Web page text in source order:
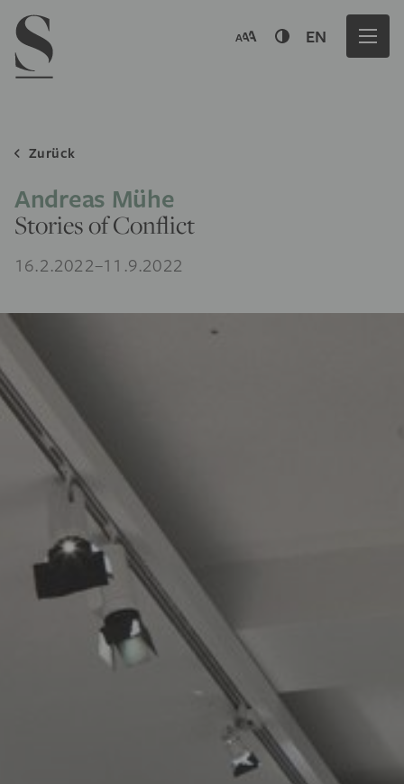
Navigation menu
EN
Zurück
Andreas Mühe
Stories of Conflict
16.2.2022–11.9.2022